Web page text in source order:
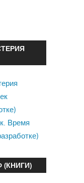
Время
(КНИГИ)